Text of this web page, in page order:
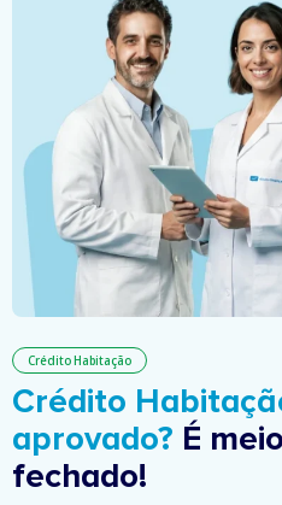
Crédito Habitação
Crédito
aprovado? É
fechado!